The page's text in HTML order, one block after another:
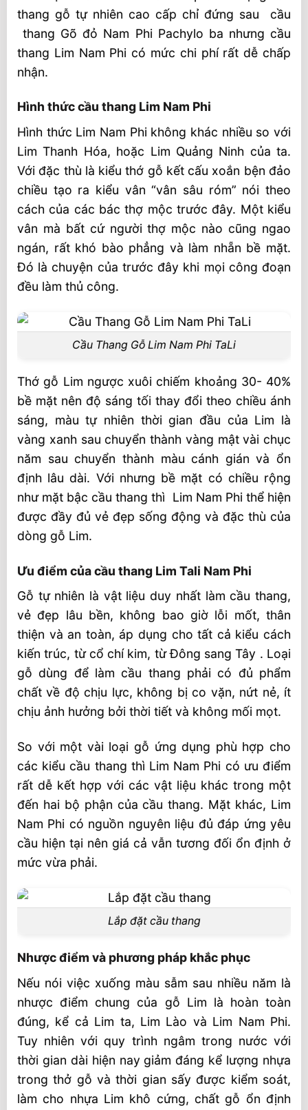
thang gỗ tự nhiên cao cấp chỉ đứng sau cầu
thang Gõ đỏ Nam Phi Pachylo ba nhưng cầu
thang Lim Nam Phi có mức chi phí rất dễ chấp
nhận.
Hình thức cầu thang Lim Nam Phi
Hình thức Lim Nam Phi không khác nhiều so với
Lim Thanh Hóa, hoặc Lim Quảng Ninh của ta.
Với đặc thù là kiểu thớ gỗ kết cấu xoắn bện đảo
chiều tạo ra kiểu vân “vân sâu róm” nói theo
cách của các bác thợ mộc trước đây. Một kiểu
vân mà bất cứ người thợ mộc nào cũng ngao
ngán, rất khó bào phẳng và làm nhẵn bề mặt.
Đó là chuyện của trước đây khi mọi công đoạn
đều làm thủ công.
Cầu Thang Gỗ Lim Nam Phi TaLi
Thớ gỗ Lim ngược xuôi chiếm khoảng 30- 40%
bề mặt nên độ sáng tối thay đổi theo chiều ánh
sáng, màu tự nhiên thời gian đầu của Lim là
vàng xanh sau chuyển thành vàng mật vài chục
năm sau chuyển thành màu cánh gián và ổn
định lâu dài. Với nhưng bề mặt có chiều rộng
như mặt bậc cầu thang thì Lim Nam Phi thể hiện
được đầy đủ vẻ đẹp sống động và đặc thù của
dòng gỗ Lim.
Ưu điểm của cầu thang Lim Tali Nam Phi
Gỗ tự nhiên là vật liệu duy nhất làm cầu thang,
vẻ đẹp lâu bền, không bao giờ lỗi mốt, thân
thiện và an toàn, áp dụng cho tất cả kiểu cách
kiến trúc, từ cổ chí kim, từ Đông sang Tây . Loại
gỗ dùng để làm cầu thang phải có đủ phẩm
chất về độ chịu lực, không bị co vặn, nứt nẻ, ít
chịu ảnh hưởng bởi thời tiết và không mối mọt.
So với một vài loại gỗ ứng dụng phù hợp cho
các kiểu cầu thang thì Lim Nam Phi có ưu điểm
rất dễ kết hợp với các vật liệu khác trong một
đến hai bộ phận của cầu thang. Mặt khác, Lim
Nam Phi có nguồn nguyên liệu đủ đáp ứng yêu
cầu hiện tại nên giá cả vẫn tương đối ổn định ở
mức vừa phải.
Lắp đặt cầu thang
Nhược điểm và phương pháp khắc phục
Nếu nói việc xuống màu sẫm sau nhiều năm là
nhược điểm chung của gỗ Lim là hoàn toàn
đúng, kể cả Lim ta, Lim Lào và Lim Nam Phi.
Tuy nhiên với quy trình ngâm trong nước với
thời gian dài hiện nay giảm đáng kể lượng nhựa
trong thở gỗ và thời gian sấy được kiểm soát,
làm cho nhựa Lim khô cứng, chất gỗ ổn định